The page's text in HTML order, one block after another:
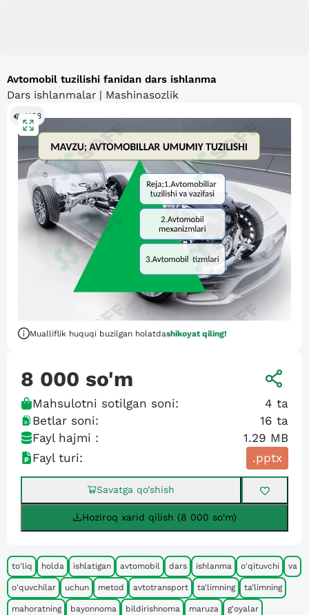
Avtomobil tuzilishi fanidan dars ishlanma
Dars ishlanmalar | Mashinasozlik
1138
Mualliflik huquqi buzilgan holatdashikoyat qiling!
8 000 so'm
Mahsulotni sotilgan soni: 4 ta
Betlar soni:
16 ta
Fayl hajmi :
1.29 MB
Fayl turi:
.pptx
Savatga qo’shish
Hoziroq xarid qilish (8 000 so'm)
to'liq holda ishlatigan avtomobil dars ishlanma o'qituvchi va
o'quvchilar uchun metod avtotransport ta'limning ta’limning
mahoratning bayonnoma bildirishnoma maruza g'oyalar